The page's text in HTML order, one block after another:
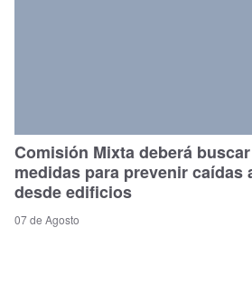
Comisión Mixta deberá
medidas para prevenir caídas
desde edificios
07 de Agosto